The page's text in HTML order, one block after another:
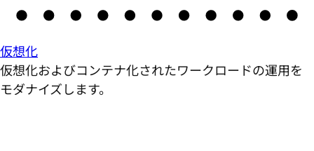
仮想化
仮想化およびコンテナ化されたワークロードの運用を
モダナイズします。